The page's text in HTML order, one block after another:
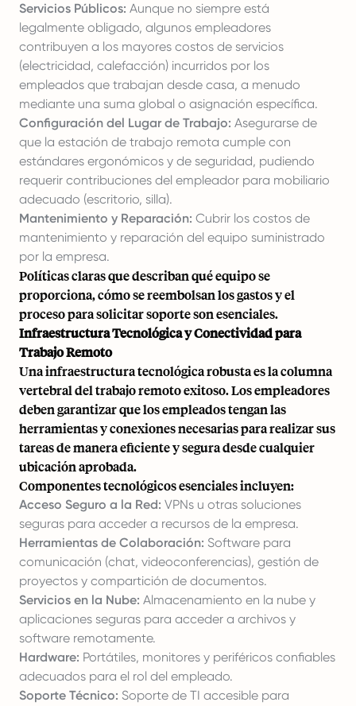
Servicios Públicos: Aunque no siempre está
legalmente obligado, algunos empleadores
contribuyen a los mayores costos de servicios
(electricidad, calefacción) incurridos por los
empleados que trabajan desde casa, a menudo
mediante una suma global o asignación específica.
Configuración del Lugar de Trabajo: Asegurarse de
que la estación de trabajo remota cumple con
estándares ergonómicos y de seguridad, pudiendo
requerir contribuciones del empleador para mobiliario
adecuado (escritorio, silla).
Mantenimiento y Reparación: Cubrir los costos de
mantenimiento y reparación del equipo suministrado
por la empresa.
Políticas claras que describan qué equipo se
proporciona, cómo se reembolsan los gastos y el
proceso para solicitar soporte son esenciales.
Infraestructura Tecnológica y Conectividad para
Trabajo Remoto
Una infraestructura tecnológica robusta es la columna
vertebral del trabajo remoto exitoso. Los empleadores
deben garantizar que los empleados tengan las
herramientas y conexiones necesarias para realizar sus
tareas de manera eficiente y segura desde cualquier
ubicación aprobada.
Componentes tecnológicos esenciales incluyen:
Acceso Seguro a la Red: VPNs u otras soluciones
seguras para acceder a recursos de la empresa.
Herramientas de Colaboración: Software para
comunicación (chat, videoconferencias), gestión de
proyectos y compartición de documentos.
Servicios en la Nube: Almacenamiento en la nube y
aplicaciones seguras para acceder a archivos y
software remotamente.
Hardware: Portátiles, monitores y periféricos confiables
adecuados para el rol del empleado.
Soporte Técnico: Soporte de TI accesible para